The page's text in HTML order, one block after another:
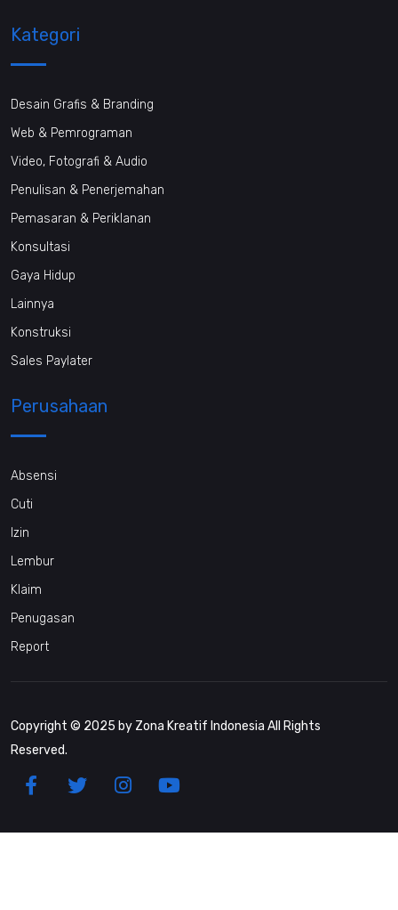
Kategori
Desain Grafis & Branding
Web & Pemrograman
Video, Fotografi & Audio
Penulisan & Penerjemahan
Pemasaran & Periklanan
Konsultasi
Gaya Hidup
Lainnya
Konstruksi
Sales Paylater
Perusahaan
Absensi
Cuti
Izin
Lembur
Klaim
Penugasan
Report
Copyright © 2025 by Zona Kreatif Indonesia All Rights
Reserved.